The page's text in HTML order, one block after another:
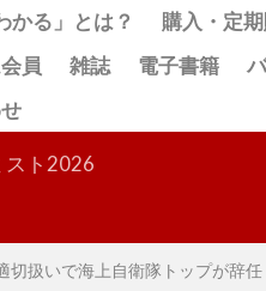
かる」とは？ 購入・定
員
雑誌 電子書籍
スト2026
扱いで海上自衛隊トップが辞任
検索